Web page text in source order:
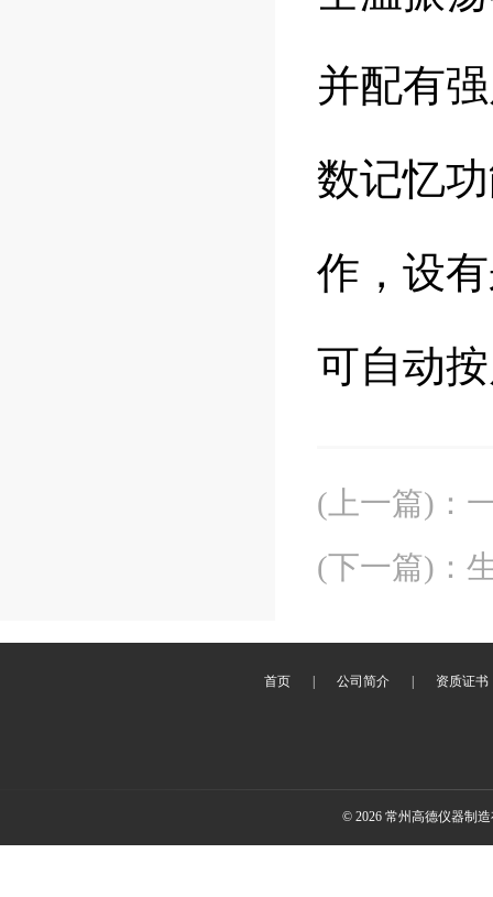
并配有
数记忆
作，设
可自动
(上一篇) ：
(下一篇) ：
首页 公司简介 资质证书
© 2026 常州高德仪器制